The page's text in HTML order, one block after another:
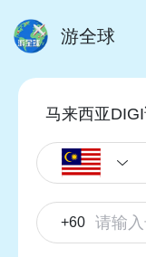
游全球
马来西亚
+60